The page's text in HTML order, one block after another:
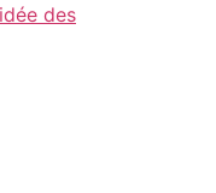
des